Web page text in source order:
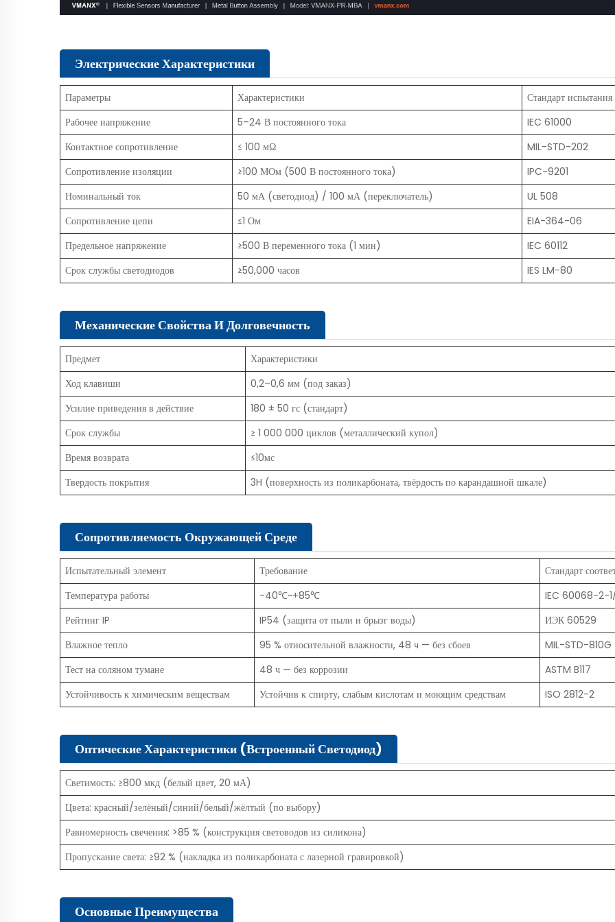
Электрические Характеристики
Параметры Характеристики
Стандарт испытания
Рабочее напряжение
5–24 В постоянного тока
IEC 61000
Контактное сопротивление
≤ 100 мΩ
MIL-STD-202
Сопротивление изоляции
≥100 МОм (500 В постоянного тока)
IPC-9201
Номинальный ток
50 мА (светодиод) / 100 мА (переключатель)
UL 508
Сопротивление цепи
≤1 Ом
EIA-364-06
Предельное напряжение
≥500 В переменного тока (1 мин)
IEC 60112
Срок службы светодиодов
≥50,000 часов IES LM-80
Механические Свойства И Долговечность
Предмет
Характеристики
Ход клавиши
0,2–0,6 мм (под заказ)
Усилие приведения в действие
180 ± 50 гс (стандарт)
Срок службы
≥ 1 000 000 циклов (металлический купол)
Время возврата
≤10мс
Твердость покрытия
3H (поверхность из поликарбоната, твёрдость по карандашной шкале)
Сопротивляемость Окружающей Среде
Испытательный элемент Требование
Стандарт
Температура работы
-40℃~+85℃
IEC 60068-2-
Рейтинг IP
IP54 (защита от пыли и брызг воды)
ИЭК 60529
Влажное тепло
95 % относительной влажности, 48 ч — без сбоев
MIL-STD-810G
Тест на соляном тумане
48 ч — без коррозии
ASTM B117
Устойчивость к химическим веществам
Устойчив к спирту, слабым кислотам и моющим средствам ISO 2812-2
Оптические Характеристики (встроенный Светодиод)
Светимость: ≥800 мкд (белый цвет, 20 мА)
Цвета: красный/зелёный/синий/белый/жёлтый (по выбору)
Равномерность свечения: >85 % (конструкция световодов из силикона)
Пропускание света: ≥92 % (накладка из поликарбоната с лазерной гравировкой)
Основные Преимущества